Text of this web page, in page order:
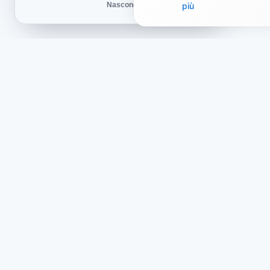
Nascondi
più